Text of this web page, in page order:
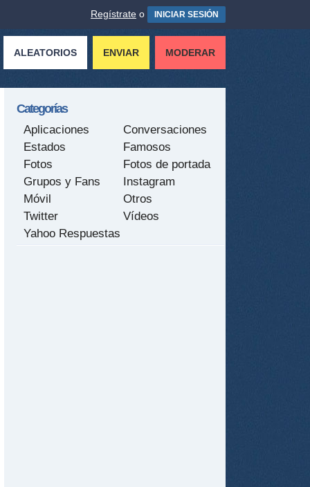
Regístrate o INICIAR SESIÓN
ALEATORIOS ENVIAR MODERAR
Categorías
Aplicaciones
Conversaciones
Estados
Famosos
Fotos
Fotos de portada
Grupos y Fans
Instagram
Móvil
Otros
Twitter
Vídeos
Yahoo Respuestas